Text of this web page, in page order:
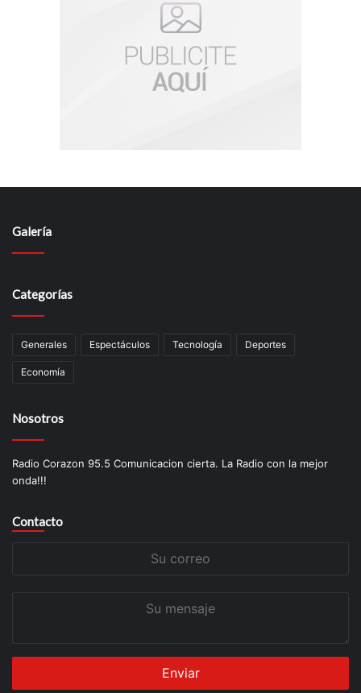
Galería
Categorías
Generales Espectáculos Tecnología Deportes
Economía
Nosotros
Radio Corazon 95.5 Comunicacion cierta. La Radio con la mejor
onda!!!
Contacto